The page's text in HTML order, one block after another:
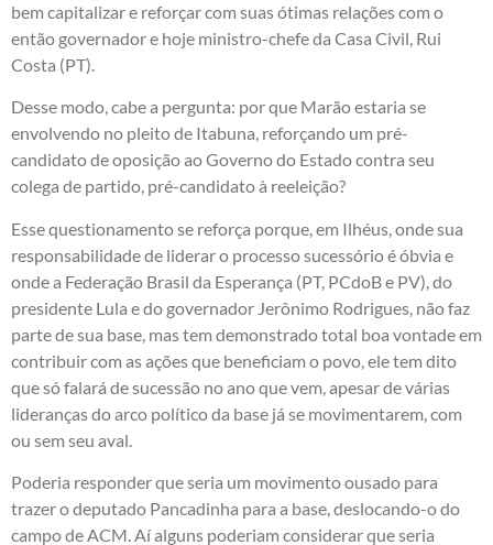
bem capitalizar e reforçar com suas ótimas relações com o
então governador e hoje ministro-chefe da Casa Civil, Rui
Costa (PT).
Desse modo, cabe a pergunta: por que Marão estaria se
envolvendo no pleito de Itabuna, reforçando um pré-
candidato de oposição ao Governo do Estado contra seu
colega de partido, pré-candidato à reeleição?
Esse questionamento se reforça porque, em Ilhéus, onde sua
responsabilidade de liderar o processo sucessório é óbvia e
onde a Federação Brasil da Esperança (PT, PCdoB e PV), do
presidente Lula e do governador Jerônimo Rodrigues, não faz
parte de sua base, mas tem demonstrado total boa vontade em
contribuir com as ações que beneficiam o povo, ele tem dito
que só falará de sucessão no ano que vem, apesar de várias
lideranças do arco político da base já se movimentarem, com
ou sem seu aval.
Poderia responder que seria um movimento ousado para
trazer o deputado Pancadinha para a base, deslocando-o do
campo de ACM. Aí alguns poderiam considerar que seria